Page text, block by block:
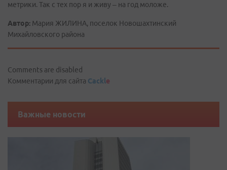
метрики. Так с тех пор я и живу – на год моложе.
Автор: Мария ЖИЛИНА, поселок Новошахтинский
Михайловского района
Comments are disabled
Комментарии для сайта Cackle
Важные новости